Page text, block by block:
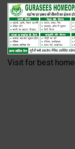
Visit for best